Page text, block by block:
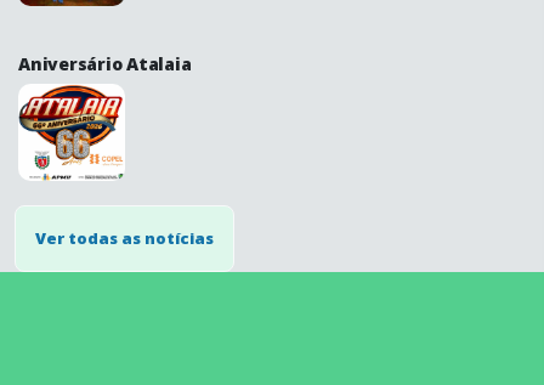
Aniversário Atalaia
Ver todas as notícias